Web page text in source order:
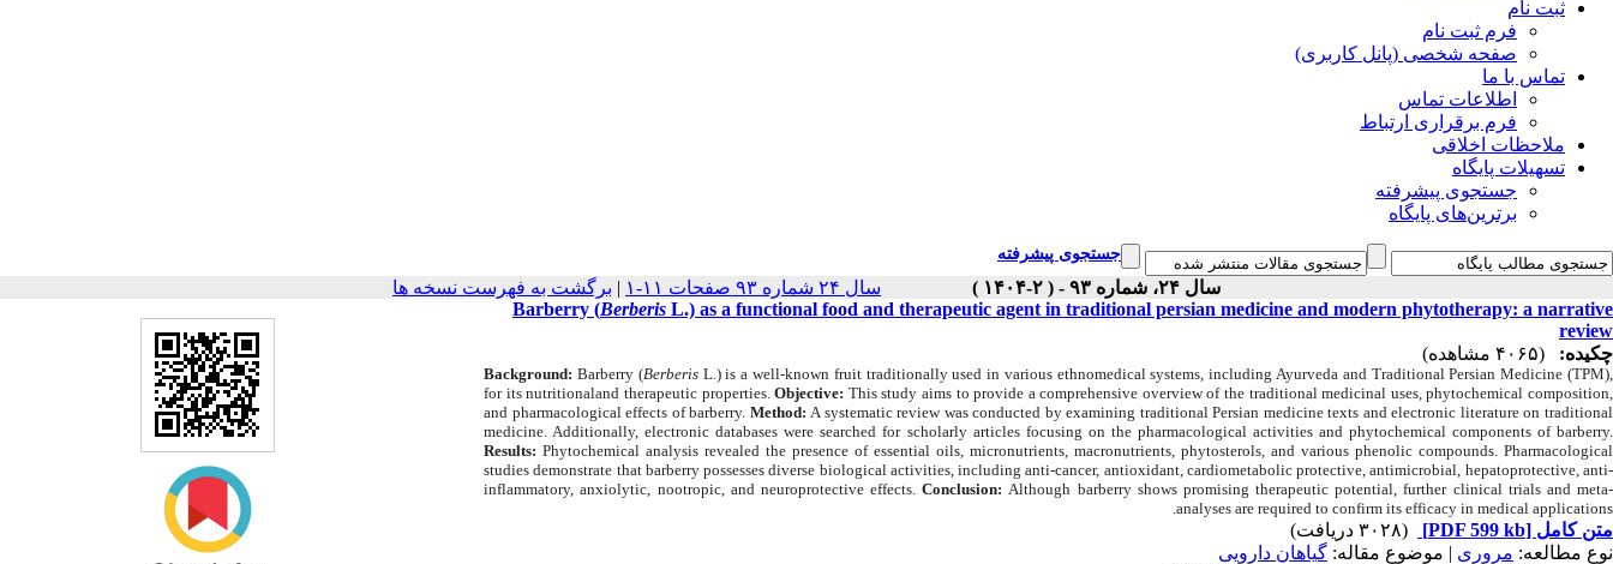
ثبت نام
فرم ثبت نام
صفحه شخصی (پانل کاربری)
تماس با ما
اطلاعات تماس
فرم برقراری ارتباط
ملاحظات اخلاقی
تسهیلات پایگاه
جستجوی پیشرفته
برترین‌های پایگاه
جستجوی پیشرفته
سال ۲۴، شماره ۹۳ - ( ۲-۱۴۰۴ ) سال ۲۴ شماره ۹۳ صفحات ۱۱-۱ | برگشت به فهرست نسخه ها
Barberry (Berberis L.) as a functional food and therapeutic agent in traditional persian medicine and modern phytotherapy: a narrative
review
چکیده:
(۴۰۶۵ مشاهده)
Background: Barberry (Berberis L.) is a well-known fruit traditionally used in various ethnomedical systems, including Ayurveda and Traditional Persian Medicine (TPM),
for its nutritionaland therapeutic properties.Objective: This study aims to provide a comprehensive overview of the traditional medicinal uses, phytochemical composition,
and pharmacological effects of barberry. Method:A systematic review was conducted by examining traditional Persian medicine texts and electronic literature on traditional
medicine. Additionally, electronic databases were searched for scholarly articles focusing on the pharmacological activities and phytochemical components of barberry.
Results:Phytochemical analysis revealed the presence of essential oils, micronutrients, macronutrients, phytosterols, and various phenolic compounds. Pharmacological
studies demonstrate that barberry possesses diverse biological activities, including anti-cancer, antioxidant, cardiometabolic protective, antimicrobial, hepatoprotective, anti-
inflammatory, anxiolytic, nootropic, and neuroprotective effects.Conclusion:Although barberry shows promising therapeutic potential, further clinical trials and meta-
analyses are required to confirm its efficacy in medical applications.
متن کامل [PDF 599 kb]
(۳۰۲۸ دریافت)
نوع مطالعه: مروری | موضوع مقاله: گياهان دارویی